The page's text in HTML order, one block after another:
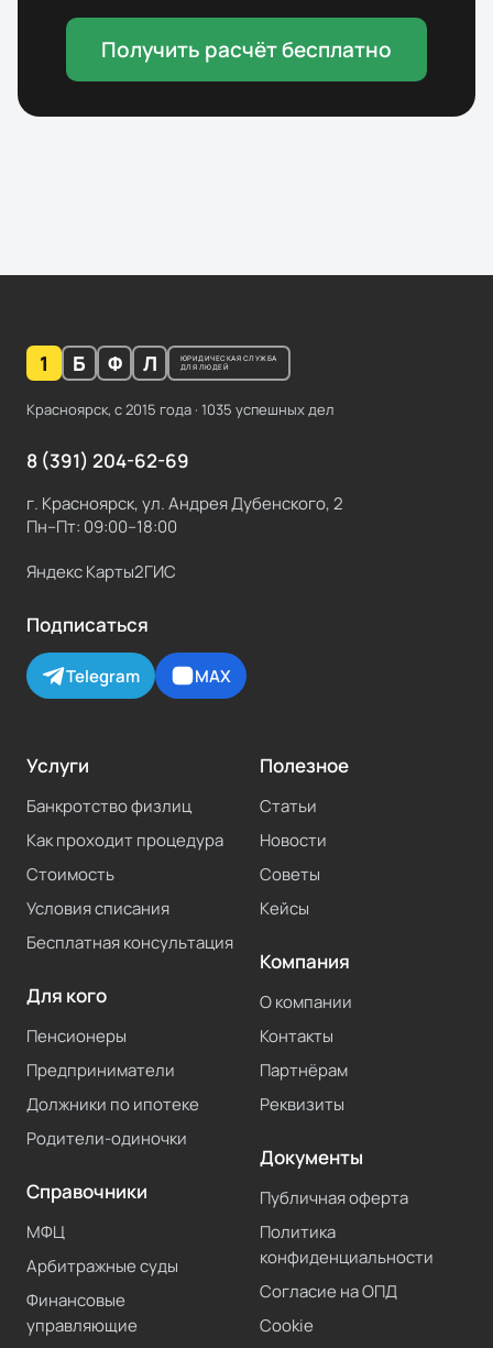
Получить расчёт бесплатно
1 Б Ф Л
ЮРИДИЧЕСКАЯ СЛУЖБА
ДЛЯ ЛЮДЕЙ
Красноярск, с2015 года · 1035 успешных дел
8 (391) 204-62-69
г. Красноярск, ул. Андрея Дубенского, 2
Пн–Пт: 09:00–18:00
Яндекс Карты2ГИС
Подписаться
Telegram MAX
Услуги
Банкротство физлиц
Как проходит процедура
Стоимость
Условия списания
Бесплатная консультация
Для кого
Пенсионеры
Предприниматели
Должники по ипотеке
Родители-одиночки
Справочники
МФЦ
Арбитражные суды
Финансовые
управляющие
Полезное
Статьи
Новости
Советы
Кейсы
Компания
О компании
Контакты
Партнёрам
Реквизиты
Документы
Публичная оферта
Политика
конфиденциальности
Согласие на ОПД
Cookie